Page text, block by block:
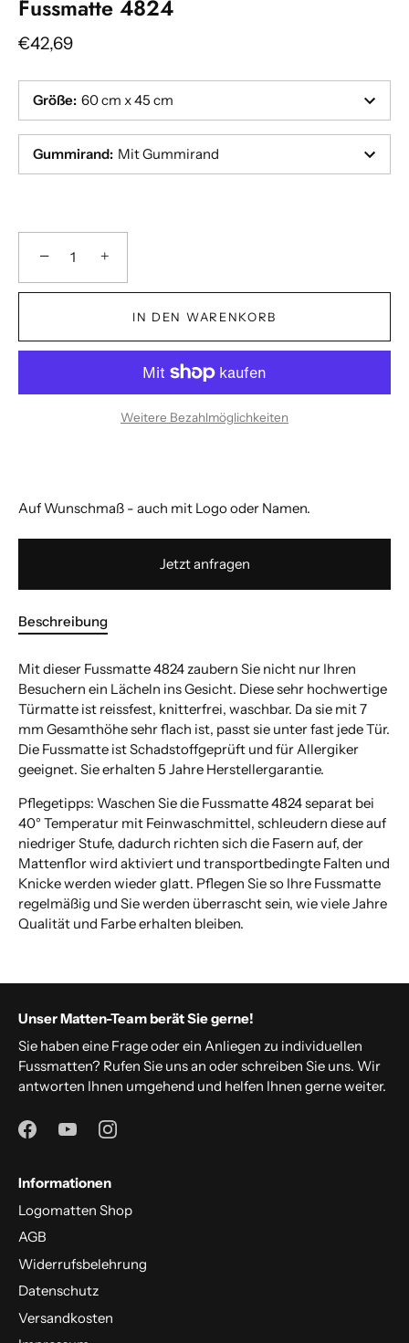
Fussmatte 4824
€42,69
Größe: 60 cm x 45 cm
Gummirand: Mit Gummirand
− +
IN DEN WARENKORB
Weitere Bezahlmöglichkeiten
Auf Wunschmaß - auch mit Logo oder Namen.
Jetzt anfragen
Beschreibung
Mit dieser Fussmatte 4824 zaubern Sie nicht nur Ihren
Besuchern ein Lächeln ins Gesicht. Diese sehr hochwertige
Türmatte ist reissfest, knitterfrei, waschbar. Da sie mit 7
mm Gesamthöhe sehr flach ist, passt sie unter fast jede Tür.
Die Fussmatte ist Schadstoffgeprüft und für Allergiker
geeignet. Sie erhalten 5 Jahre Herstellergarantie.
Pflegetipps: Waschen Sie die Fussmatte 4824 separat bei
40° Temperatur mit Feinwaschmittel, schleudern diese auf
niedriger Stufe, dadurch richten sich die Fasern auf, der
Mattenflor wird aktiviert und transportbedingte Falten und
Knicke werden wieder glatt. Pflegen Sie so Ihre Fussmatte
regelmäßig und Sie werden überrascht sein, wie viele Jahre
Qualität und Farbe erhalten bleiben.
Unser Matten-Team berät Sie gerne!
Sie haben eine Frage oder ein Anliegen zu individuellen
Fussmatten? Rufen Sie uns an oder schreiben Sie uns. Wir
antworten Ihnen umgehend und helfen Ihnen gerne weiter.
Informationen
Logomatten Shop
AGB
Widerrufsbelehrung
Datenschutz
Versandkosten